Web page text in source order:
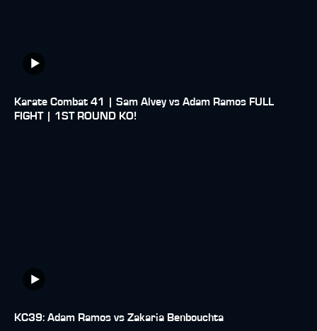
Karate Combat 41 | Sam Alvey vs Adam Ramos FULL
FIGHT | 1ST ROUND KO!
KC39: Adam Ramos vs Zakaria Benbouchta